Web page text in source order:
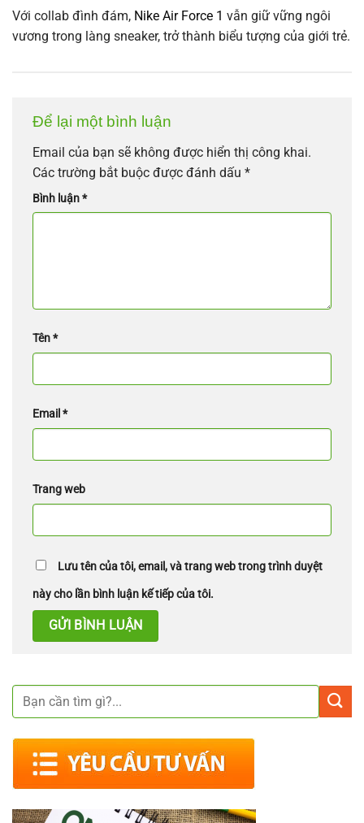
Với collab đình đám, Nike Air Force 1 vẫn giữ vững ngôi
vương trong làng sneaker, trở thành biểu tượng của giới trẻ.
Để lại một bình luận
Email của bạn sẽ không được hiển thị công khai.
Các trường bắt buộc được đánh dấu *
Bình luận*
Tên*
Email *
Trang web
Lưu tên của tôi, email, và trang web trong trình duyệt
này cho lần bình luận kế tiếp của tôi.